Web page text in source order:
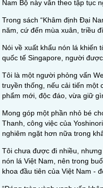
Nam Bộ này vẫn theo tập tục
Trong sách “Khâm định Đại
năm, cứ đến mùa xuân, triều
Nói về xuất khẩu nón lá khiến
quốc tế Singapore, người
Tôi là một người phỏng vấn
truyền thống, nếu cải tiến một
phẩm mới, độc đáo, vừa giữ
Mong góp một phần nhỏ bé
Thanh, công việc của
nghiêm ngặt hơn nữa trong
Tôi chưa được đi nhiều,
nón lá Việt Nam, nên trong
khoa đầu tiên của Việt Nam -